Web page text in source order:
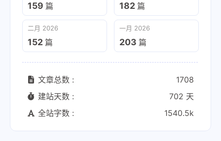
159 篇 182 篇
二月 2026
152 篇
一月 2026
203 篇
文章总数 :
1708
建站天数 :
702 天
全站字数 :
1540.5k